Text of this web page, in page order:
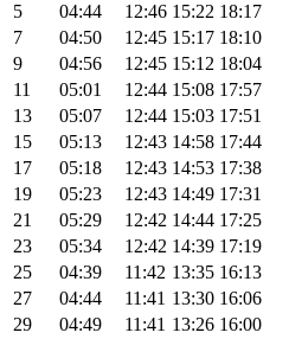
5
04:44 12:46 15:22 18:17
7
04:50 12:45 15:17 18:10
9
04:56 12:45 15:12 18:04
11
05:01 12:44 15:08 17:57
13
05:07 12:44 15:03 17:51
15
05:13 12:43 14:58 17:44
17
05:18 12:43 14:53 17:38
19
05:23 12:43 14:49 17:31
21
05:29 12:42 14:44 17:25
23
05:34 12:42 14:39 17:19
25
04:39 11:42 13:35 16:13
27
04:44 11:41 13:30 16:06
29
04:49 11:41 13:26 16:00